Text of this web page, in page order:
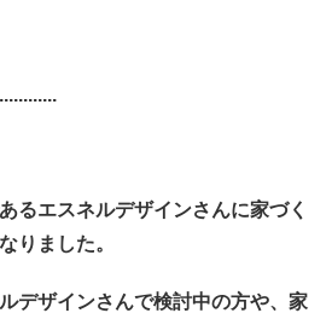
るエスネルデザインさんに家づく
りました。
デザインさんで検討中の方や、 家